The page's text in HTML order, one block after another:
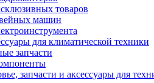
товаров
машин
для климатической техники
запчасти
запчасти и аксессуары для